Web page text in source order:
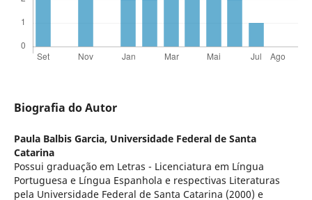
Biografia do Autor
Paula Balbis Garcia, Universidade Federal de Santa
Catarina
Possui graduação em Letras - Licenciatura em Língua
Portuguesa e Língua Espanhola e respectivas Literaturas
pela Universidade Federal de Santa Catarina (2000) e